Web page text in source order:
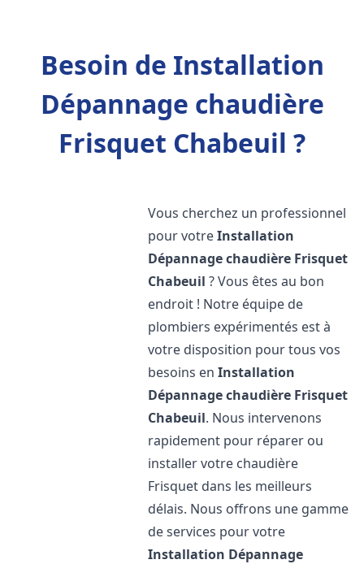
Besoin de Installation
Dépannage chaudière
Frisquet Chabeuil ?
Vous cherchez un professionnel
pour votreInstallation
Dépannage chaudière Frisquet
Chabeuil ? Vous êtes au bon
endroit ! Notre équipe de
plombiers expérimentés est à
votre disposition pour tous vos
besoins enInstallation
Dépannage chaudière Frisquet
Chabeuil. Nous intervenons
rapidement pour réparer ou
installer votre chaudière
Frisquet dans les meilleurs
délais. Nous offrons une gamme
de services pour votre
Installation Dépannage